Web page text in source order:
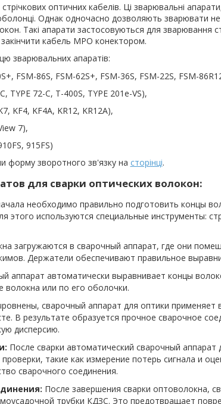
оптичних кабелів. Ці зварювальні
Однак одночасно дозволяють зварювати не
Такі апарати застосовуються для зварювання
кабель MPO конектором.
зварювальних апаратів:
FSM-86S, FSM-62S+, FSM-36S, FSM-22S, FSM-
TYPE 72-C, T-400S, TYPE 201e-VS),
KF4, KF4A, KR12, KR12A),
7),
915FS)
форму зворотного зв'язку на сторінці.
для сварки оптических волокон:
необходимо правильно подготовить концы
этого используются специальные инструменты:
загружаются в сварочный аппарат, где они
Держатели обеспечивают правильное
аппарат автоматически выравнивает концы
волокна или по его оболочки.
сварочный аппарат для оптики применяет
В результате образуется прочное сварочное
дисперсию.
После сварки автоматический сварочный
такие как измерение потерь сигнала и
сварочного соединения.
После завершения сварки оптоволокна,
трубки КДЗС. Это предотвращает